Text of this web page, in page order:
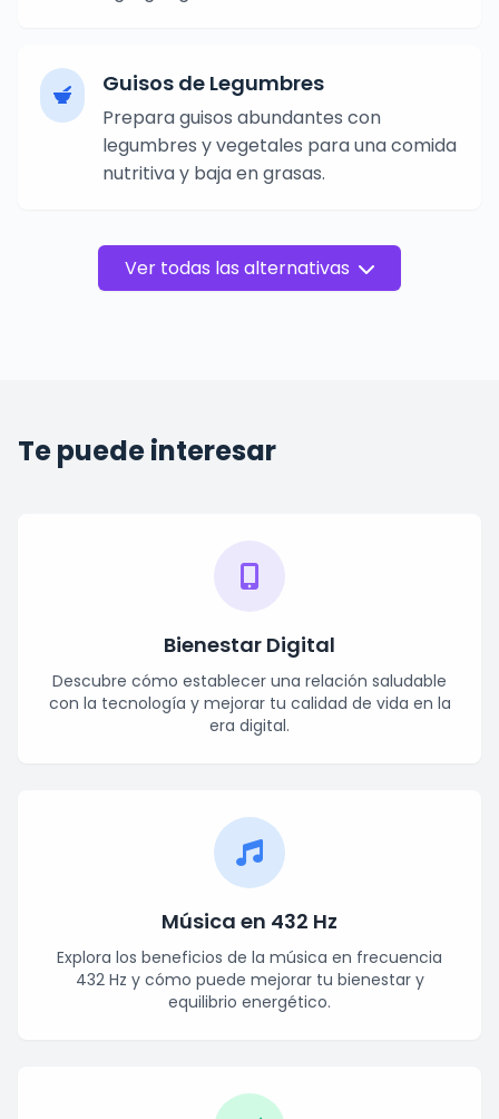
Guisos de Legumbres
Prepara guisos abundantes con
legumbres y vegetales para una comida
nutritiva y baja en grasas.
Ver todas las alternativas
Te puede interesar
Bienestar Digital
Descubre cómo establecer una relación saludable
con la tecnología y mejorar tu calidad de vida en la
era digital.
Música en 432 Hz
Explora los beneficios de la música en frecuencia
432 Hz y cómo puede mejorar tu bienestar y
equilibrio energético.